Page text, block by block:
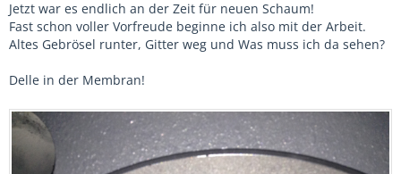
Jetzt war es endlich an der Zeit für neuen Schaum!
Fast schon voller Vorfreude beginne ich also mit der Arbeit.
Altes Gebrösel runter, Gitter weg und Was muss ich da sehen?
Delle in der Membran!